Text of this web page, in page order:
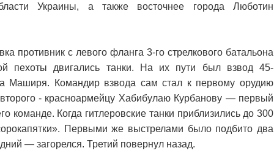
Украины, а также восточнее города Люботин
противник с левого фланга 3-го стрелкового батальона
пехоты двигались танки. На их пути был взвод 45-
Маширя. Командир взвода сам стал к первому орудию
- красноармейцу Хабибулаю Курбанову — первый
команде. Когда гитлеровские танки приблизились до 300
Первыми же выстрелами было подбито два
— загорелся. Третий повернул назад.